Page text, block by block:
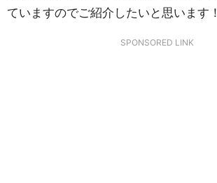
ていますのでご紹介したいと思います！
SPONSORED LINK